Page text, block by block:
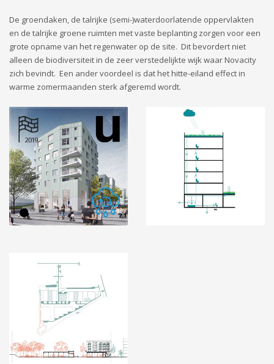
De groendaken, de talrijke (semi-)waterdoorlatende oppervlakten
en de talrijke groene ruimten met vaste beplanting zorgen voor een
grote opname van het regenwater op de site. Dit bevordert niet
alleen de biodiversiteit in de zeer verstedelijkte wijk waar Novacity
zich bevindt. Een ander voordeel is dat het hitte-eiland effect in
warme zomermaanden sterk afgeremd wordt.